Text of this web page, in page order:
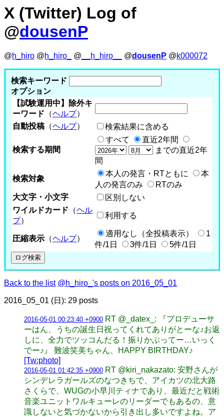
X (Twitter) Log of
@dousenP
@h_hiro @h_hiro_ @ __h_hiro__ @dousenP @k000072
検索キーワード
オプション
【試験運用中】除外キ
ーワード （ヘルプ）
自動投稿 （ヘルプ） 検索結果に含める
検索する期間
すべて
直近2年間
までの直近2年
間
検索対象
本人の発言・RTともに
本
人の発言のみ
RTのみ
大文字・小文字
区別しない
ワイルドカード （ヘル
プ）
利用する
圧縮表示 （ヘルプ）
適用なし（全投稿表示）
1
件/1日
3件/1日 5件/1日
Back to the list @h_hiro_'s posts on 2016_05_01
2016_05_01 (日): 29 posts
2016-05-01 00:23:40 +0900 RT @_datex_: 『プロデューサ
ーはん、うちの誕生日祝ってくれてありがとーな♪お返
しに、全力でツッコんだる！振りかぶってー…いっく
でー♪』 難波笑美ちゃん、HAPPY BIRTHDAY♪
[Tw:photo]
2016-05-01 01:42:35 +0900 RT @kiri_nakazato: 安野さんが
シンデレラガールズのなつきちで、アイカツの北大路
さくらで、WUGの小早川ティナであり、最近だと戦術
音楽ユニットワルキューレのリーダーでもあるの、意
識しないと気づかないから引き出し多いですよね。ア